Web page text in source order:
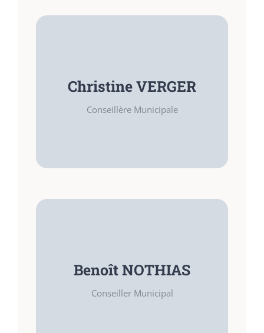
Christine VERGER
Conseillère Municipale
Benoît NOTHIAS
Conseiller Municipal